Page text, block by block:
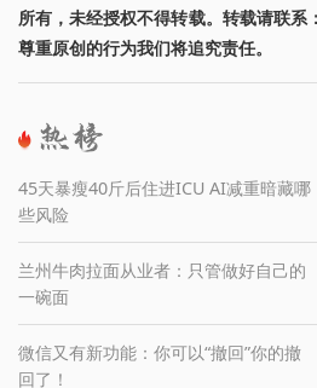
所有，未经授权不得转载。转载请联
尊重原创的行为我们将追究责任。
45天暴瘦40斤后住进ICU AI减重暗藏哪
些风险
兰州牛肉拉面从业者：只管做好自己的
一碗面
微信又有新功能：你可以“撤回”你的撤
回了！